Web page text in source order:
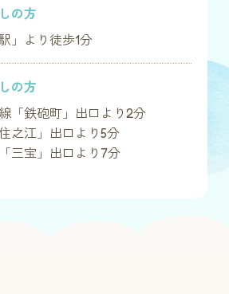
の方
」より徒歩1分
の方
「鉄砲町」出口より2分
之江」出口より5分
三宝」出口より7分